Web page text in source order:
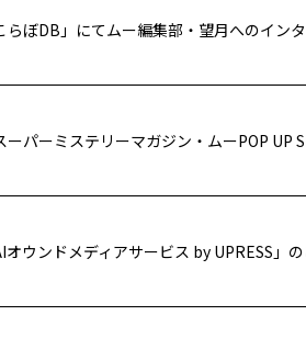
らぼDB」にてムー編集部・望月へのイン
ーパーミステリーマガジン・ムーPOP
オウンドメディアサービス by UPRESS」